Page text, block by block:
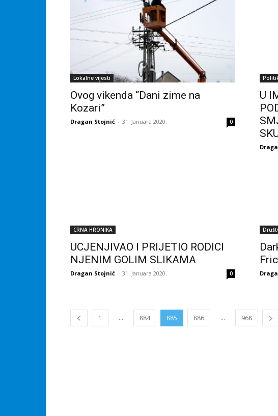
Lokalne vijesti
Ovog vikenda “Dani zime na
Kozari”
Dragan Stojnić - 31. Januara 2020. 0
U
CRNA HRONIKA
UCJENJIVAO I PRIJETIO RODICI
NJENIM GOLIM SLIKAMA
Dragan Stojnić - 31. Januara 2020. 0
1 ... 884 885 886 ... 968